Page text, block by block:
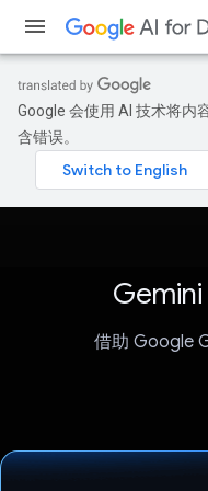
Google 会使用 AI 技术将内
含错误。
借助 Google